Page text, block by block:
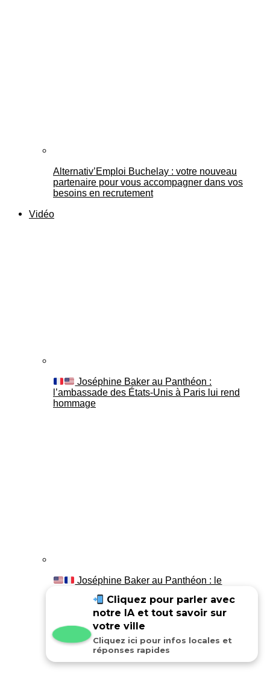
Alternativ’Emploi Buchelay : votre nouveau
partenaire pour vous accompagner dans vos
besoins en recrutement
Vidéo
Joséphine Baker au Panthéon :
l’ambassade des États-Unis à Paris lui rend
hommage
Joséphine Baker au Panthéon : le
Cliquez pour parler avec
notre IA et tout savoir sur
votre ville
Cliquez ici pour infos locales et
réponses rapides